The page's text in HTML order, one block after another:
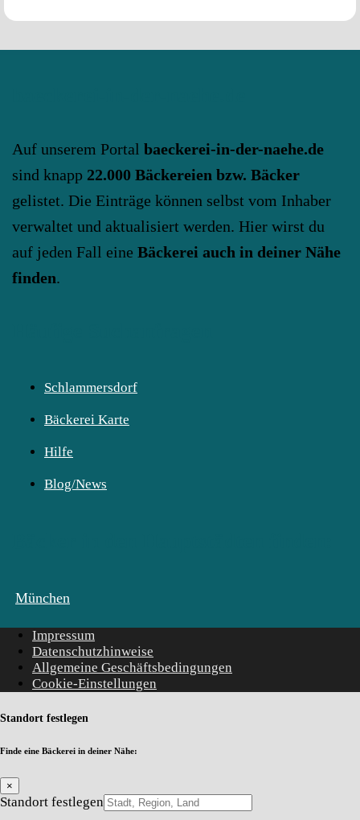
Auf unserem Portal baeckerei-in-der-naehe.de
sind knapp 22.000 Bäckereien bzw. Bäcker
gelistet. Die Einträge können selbst vom Inhaber
verwaltet und aktualisiert werden. Hier wirst du
auf jeden Fall eine Bäckerei auch in deiner Nähe
finden.
Schlammersdorf
Bäckerei Karte
Hilfe
Blog/News
München
Impressum
Datenschutzhinweise
Allgemeine Geschäftsbedingungen
Cookie-Einstellungen
Standort festlegen
Finde eine Bäckerei in deiner Nähe:
×
Standort festlegen